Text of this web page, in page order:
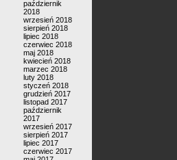
październik
2018
wrzesień 2018
sierpień 2018
lipiec 2018
czerwiec 2018
maj 2018
kwiecień 2018
marzec 2018
luty 2018
styczeń 2018
grudzień 2017
listopad 2017
październik
2017
wrzesień 2017
sierpień 2017
lipiec 2017
czerwiec 2017